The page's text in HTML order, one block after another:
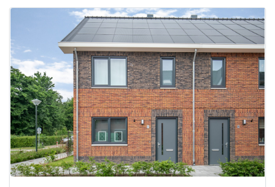
Deze woning
waarschijnlijk
al verhuurd
Om kans te
maken moet je
binnen 15
minuten
reageren.
Stekkies helpt
je hierbij!